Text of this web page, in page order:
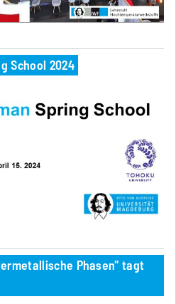
School 2024
Phasen" tagt